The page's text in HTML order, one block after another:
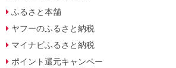
ふるさと本舗
ヤフーのふるさと納税
マイナビふるさと納税
ポイント還元キャンペー